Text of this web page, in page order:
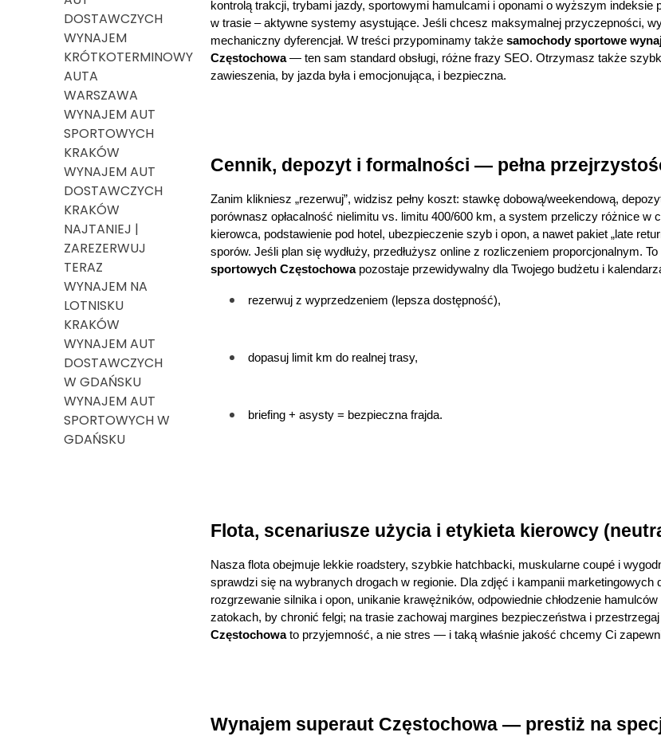
DOSTAWCZYCH
WYNAJEM
KRÓTKOTERMINOWY
AUTA
WARSZAWA
WYNAJEM AUT
SPORTOWYCH
KRAKÓW
WYNAJEM AUT
DOSTAWCZYCH
KRAKÓW
NAJTANIEJ |
ZAREZERWUJ
TERAZ
WYNAJEM NA
LOTNISKU
KRAKÓW
WYNAJEM AUT
DOSTAWCZYCH
W GDAŃSKU
WYNAJEM AUT
SPORTOWYCH W
GDAŃSKU
kontrolą trakcji, trybami jazdy, sportowymi hamulcami i oponami o wyższym
w trasie – aktywne systemy asystujące. Jeśli chcesz maksymalnej przyczepności,
mechaniczny dyferencjał. W treści przypominamy także samochody sportowe
Częstochowa — ten sam standard obsługi, różne frazy SEO. Otrzymasz także
zawieszenia, by jazda była i emocjonująca, i bezpieczna.
Cennik, depozyt i formalności — pełna
Zanim klikniesz „rezerwuj”, widzisz pełny koszt: stawkę dobową/weekendową,
porównasz opłacalność nielimitu vs. limitu 400/600 km, a system przeliczy różnice
kierowca, podstawienie pod hotel, ubezpieczenie szyb i opon, a nawet pakiet „late
sporów. Jeśli plan się wydłuży, przedłużysz online z rozliczeniem proporcjonalnym.
sportowych Częstochowa pozostaje przewidywalny dla Twojego budżetu i
rezerwuj z wyprzedzeniem (lepsza dostępność),
dopasuj limit km do realnej trasy,
briefing + asysty = bezpieczna frajda.
Flota, scenariusze użycia i etykieta kierowcy
Nasza flota obejmuje lekkie roadstery, szybkie hatchbacki, muskularne coupé i
sprawdzi się na wybranych drogach w regionie. Dla zdjęć i kampanii
rozgrzewanie silnika i opon, unikanie krawężników, odpowiednie chłodzenie
zatokach, by chronić felgi; na trasie zachowaj margines bezpieczeństwa i
Częstochowa to przyjemność, a nie stres — i taką właśnie jakość chcemy Ci
Wynajem superaut Częstochowa — prestiż na